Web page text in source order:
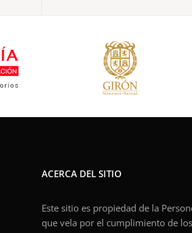
ACERCA DEL SITIO
Este sitio es propiedad de la
que vela por el cumplimiento de